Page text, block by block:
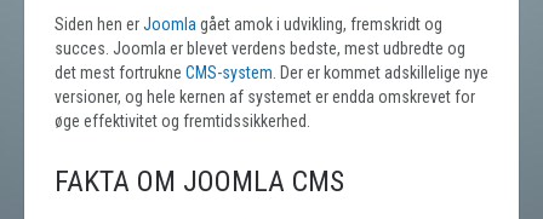
Siden hen erJoomla gået amok i udvikling, fremskridt og
succes. Joomla er blevet verdens bedste, mest udbredte og
det mest fortrukne CMS-system . Der er kommet adskillelige nye
versioner, og hele kernen af systemet er endda omskrevet for
øge effektivitet og fremtidssikkerhed.
FAKTA OM JOOMLA CMS